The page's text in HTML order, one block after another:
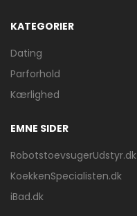
KATEGORIER
Dating
Parforhold
Kærlighed
EMNE SIDER
RobotstoevsugerUdstyr.dk
KoekkenSpecialisten.dk
iBad.dk